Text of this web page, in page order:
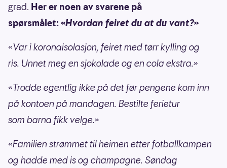
grad. Her er noen av svarene på
spørsmålet: «Hvordan feiret du at du vant?»
«Var i koronaisolasjon, feiret med tørr kylling og
ris. Unnet meg en sjokolade og en cola ekstra.»
«Trodde egentlig ikke på det før pengene kom inn
på kontoen på mandagen. Bestilte ferietur
som barna fikk velge.»
«Familien strømmet til heimen etter fotballkampen
og hadde med is og champagne. Søndag